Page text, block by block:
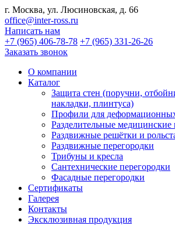
г. Москва, ул. Люсиновская, д. 66
office@inter-ross.ru
Написать нам
+7 (965) 406-78-78 +7 (965) 331-26-26
Заказать звонок
О компании
Каталог
Защита стен (поручни,
накладки, плинтуса)
Профили для
Разделительные
Раздвижные решётки и
Раздвижные перегородки
Трибуны и кресла
Сантехнические перегородки
Фасадные перегородки
Сертификаты
Галерея
Контакты
Эксклюзивная продукция